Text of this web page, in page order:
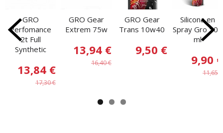
GRO
Perfomance
2t Full
Synthetic
13,84 €
17,30 €
GRO Gear
Extrem 75w
13,94 €
16,40 €
GRO Gear
Trans 10w40
9,50 €
Silicona en
Spray Gro 500
ml
9,90 €
11,65 €